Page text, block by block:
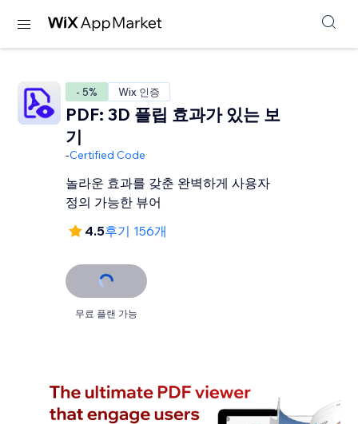
- 5% Wix 인증
PDF: 3D 플립 효과가 있는 보
기
-Certified Code
놀라운 효과를 갖춘 완벽하게 사용자
정의 가능한 뷰어
4.5후기 156개
무료 플랜 가능